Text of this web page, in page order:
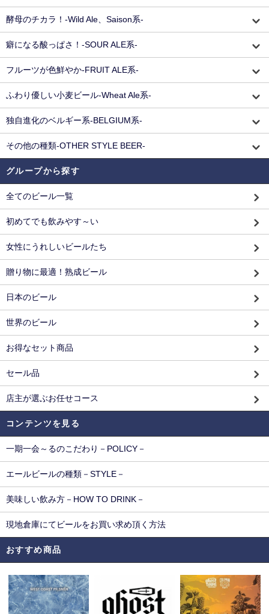
酵母のチカラ！-Wild Ale、Saison系-
癖になる酸っぱさ！-SOUR ALE系-
フルーツが色鮮やか-FRUIT ALE系-
ふわり優しい小麦ビール-Wheat Ale系-
独自進化のベルギー系-BELGIUM系-
その他の種類-OTHER STYLE BEER-
グループから探す
全てのビール一覧
初めてでも飲みやす～い
女性にうれしいビールたち
贈り物に最適！熟成ビール
日本のビール
世界のビール
お得なセット商品
セール品
店主が選ぶお任せコース
コンテンツを見る
一期一会～るのこだわり－POLICY－
エールビールの種類－STYLE－
美味しい飲み方－HOW TO DRINK－
現地倉庫にてビールをお買い求め頂く方法
おすすめ商品